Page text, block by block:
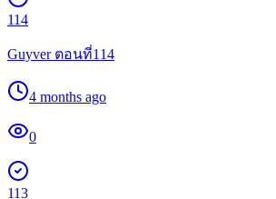
114
Guyver ตอนที่114
4 months ago
0
113